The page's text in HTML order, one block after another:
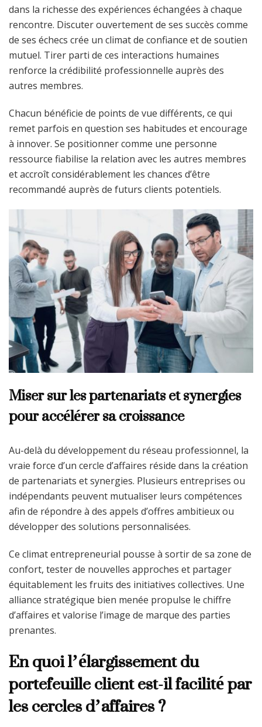
dans la richesse des expériences échangées à chaque
rencontre. Discuter ouvertement de ses succès comme
de ses échecs crée un climat de confiance et de soutien
mutuel. Tirer parti de ces interactions humaines
renforce la crédibilité professionnelle auprès des
autres membres.
Chacun bénéficie de points de vue différents, ce qui
remet parfois en question ses habitudes et encourage
à innover. Se positionner comme une personne
ressource fiabilise la relation avec les autres membres
et accroît considérablement les chances d’être
recommandé auprès de futurs clients potentiels.
Miser sur les partenariats et synergies
pour accélérer sa croissance
Au-delà du développement du réseau professionnel, la
vraie force d’un cercle d’affaires réside dans la création
de partenariats et synergies. Plusieurs entreprises ou
indépendants peuvent mutualiser leurs compétences
afin de répondre à des appels d’offres ambitieux ou
développer des solutions personnalisées.
Ce climat entrepreneurial pousse à sortir de sa zone de
confort, tester de nouvelles approches et partager
équitablement les fruits des initiatives collectives. Une
alliance stratégique bien menée propulse le chiffre
d’affaires et valorise l’image de marque des parties
prenantes.
En quoi l’élargissement du
portefeuille client est-il facilité par
les cercles d’affaires ?